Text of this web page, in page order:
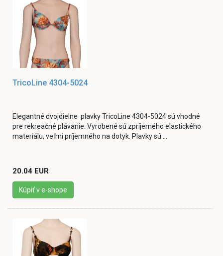
TricoLine 4304-5024
Elegantné dvojdielne plavky TricoLine 4304-5024 sú vhodné
pre rekreačné plávanie. Vyrobené sú zpríjemého elastického
materiálu, veľmi príjemného na dotyk. Plavky sú ...
20.04 EUR
Kúpiť v e-shope